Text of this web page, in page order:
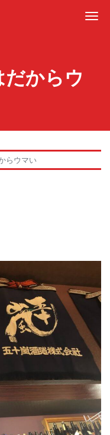
からウ
らウマい